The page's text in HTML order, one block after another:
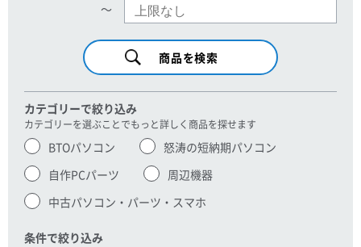
〜
カテゴリーで絞り込み
カテゴリーを選ぶことでもっと詳しく商品を探せます
BTOパソコン
怒涛の短納期パソコン
自作PCパーツ
周辺機器
中古パソコン・パーツ・スマホ
条件で絞り込み